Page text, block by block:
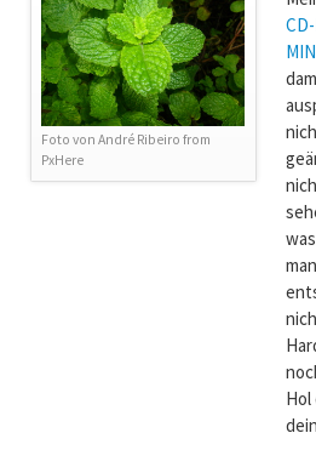
Foto von André Ribeiro from
PxHere
Hol